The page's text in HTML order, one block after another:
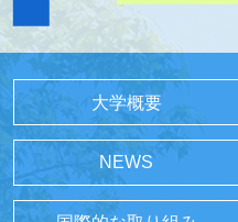
大学概要
NEWS